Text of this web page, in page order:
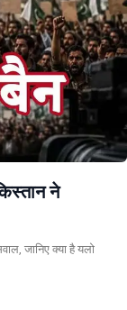
ने
जानिए क्या है यलो